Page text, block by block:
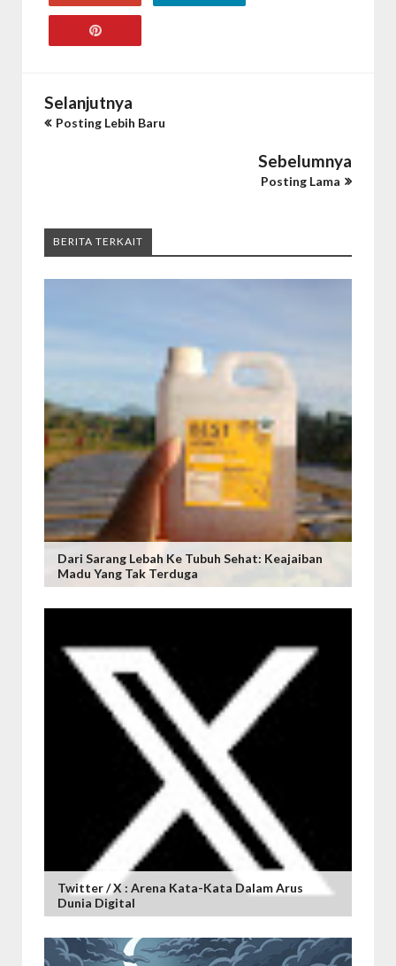
Selanjutnya
Posting Lebih Baru
Sebelumnya
Posting Lama
BERITA TERKAIT
Dari Sarang Lebah Ke Tubuh Sehat: Keajaiban
Madu Yang Tak Terduga
Twitter / X : Arena Kata-Kata Dalam Arus
Dunia Digital